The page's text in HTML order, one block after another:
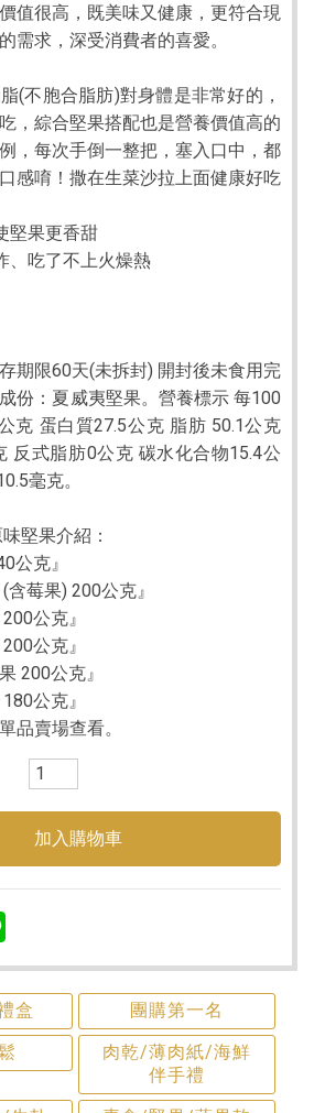
盒
團購第一名
肉乾/薄肉紙/海鮮
伴手禮
值很高，既美味又健康，更符合現
需求，深受消費者的喜愛。
(不胞合脂肪)對身體是非常好的，
，綜合堅果搭配也是營養價值高的
，每次手倒一整把，塞入口中，都
感唷！撒在生菜沙拉上面健康好吃
堅果更香甜
、吃了不上火燥熱
期限60天(未拆封) 開封後未食用完
份：夏威夷堅果。營養標示 每100
克 蛋白質27.5公克 脂肪 50.1公克
反式脂肪0公克 碳水化合物15.4公
毫克。
堅果介紹：
公克』
含莓果) 200公克』
公克』
公克』
200公克』
公克』
品賣場查看。